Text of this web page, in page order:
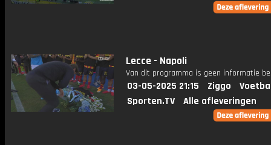
Lecce - Napoli
Van dit programma is geen informatie
03-05-2025 21:15 Ziggo
Sporten.TV
Alle afleveringen